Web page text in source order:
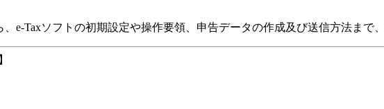
e-Taxソフトの初期設定や操作要領、申告データの作成及び送信方法まで